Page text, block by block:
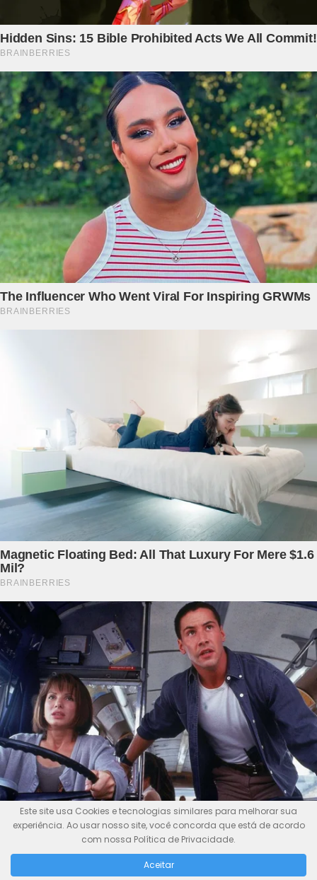
Este site usa Cookies e tecnologias similares para melhorar sua
experiência. Ao usar nosso site, você concorda que está de acordo
com nossa Política de Privacidade.
Aceitar